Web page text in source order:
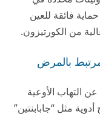
فائقة للعين
من الكورتيزون.
بالمرض
التهاب الأوعية
مثل “جابابنتين”